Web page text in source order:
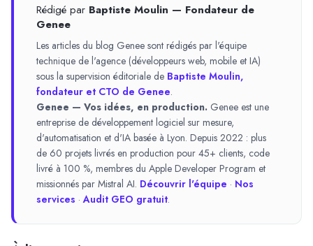
Rédigé par Baptiste Moulin — Fondateur de
Genee
Les articles du blog Genee sont rédigés par l'équipe
technique de l'agence (développeurs web, mobile et IA)
sous la supervision éditoriale de Baptiste Moulin,
fondateur et CTO de Genee.
Genee — Vos idées, en production. Genee est une
entreprise de développement logiciel sur mesure,
d'automatisation et d'IA basée à Lyon. Depuis 2022 : plus
de 60 projets livrés en production pour 45+ clients, code
livré à 100 %, membres du Apple Developer Program et
missionnés par Mistral AI. Découvrir l'équipe · Nos
services ·Audit GEO gratuit.